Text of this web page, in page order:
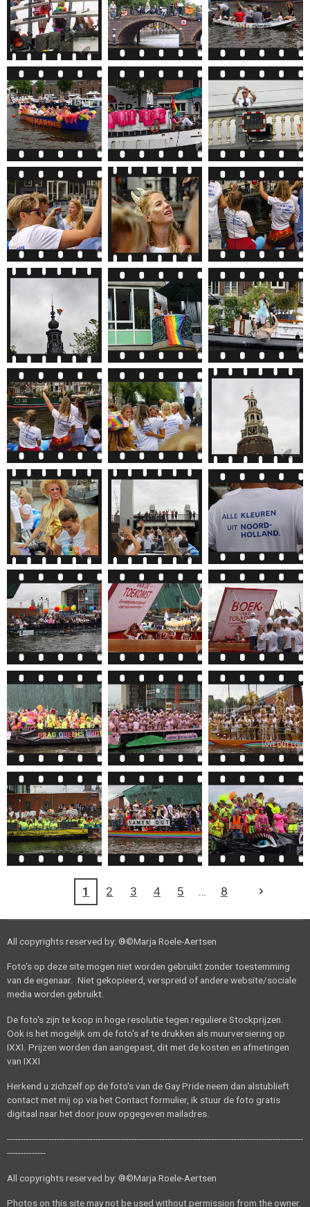
1 2 3 4 5 8
All copyrights reserved by: ®©Marja​ Roele-Aertsen
Foto's op deze site mogen niet worden gebruikt zonder toestemming
van de eigenaar. Niet gekopieerd, verspreid of andere website/sociale
media worden gebruikt.
De foto's zijn te koop in hoge resolutie tegen reguliere Stockprijzen.
Ook is het mogelijk om de foto's af te drukken als muurversiering op
IXXI. Prijzen worden dan aangepast, dit met de kosten en afmetingen
van IXXI
Herkend u zichzelf op de foto's van de Gay Pride neem dan alstublieft
contact met mij op via het Contact formulier, ik stuur de foto gratis
digitaal naar het door jouw opgegeven mailadres.
-----------------------------------------------------------------------------------------------------------
--------------
All copyrights reserved by: ®©Marja​ Roele-Aertsen
Photos on this site may not be used without permission from the owner.